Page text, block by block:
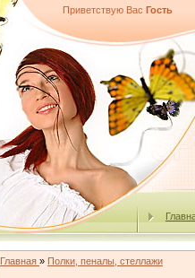
Приветствую Вас Гость
Главная » Полки, пеналы, стеллажи